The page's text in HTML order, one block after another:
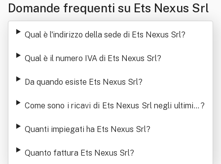
Domande frequenti su Ets Nexus Srl
Qual è l'indirizzo della sede di Ets Nexus Srl?
Qual è il numero IVA di Ets Nexus Srl?
Da quando esiste Ets Nexus Srl?
Come sono i ricavi di Ets Nexus Srl negli ultimi a ?
Quanti impiegati ha Ets Nexus Srl?
Quanto fattura Ets Nexus Srl?